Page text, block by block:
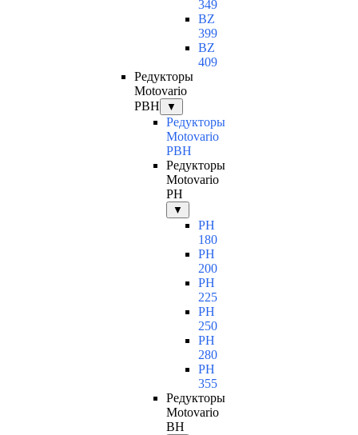
349
BZ
399
BZ
409
Редукторы
Motovario
PBH
▼
Редукторы
Motovario
PBH
Редукторы
Motovario
PH
▼
PH
180
PH
200
PH
225
PH
250
PH
280
PH
355
Редукторы
Motovario
BH